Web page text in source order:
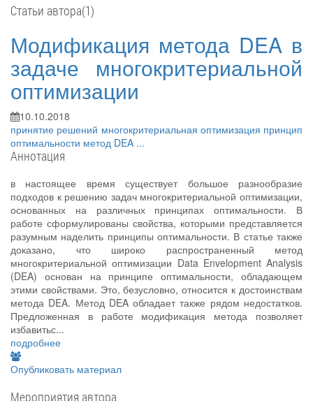
Статьи автора(1)
Модификация метода DEA в
задаче многокритериальной
оптимизации
10.10.2018
принятие решений многокритериальная оптимизация принцип
оптимальности метод DEA ...
Аннотация
в настоящее время существует большое разнообразие
подходов к решению задач многокритериальной оптимизации,
основанных на различных принципах оптимальности. В
работе сформулированы свойства, которыми представляется
разумным наделить принципы оптимальности. В статье также
доказано, что широко распространенный метод
многокритериальной оптимизации Data Envelopment Analysis
(DEA) основан на принципе оптимальности, обладающем
этими свойствами. Это, безусловно, относится к достоинствам
метода DEA. Метод DEA обладает также рядом недостатков.
Предложенная в работе модификация метода позволяет
избавитьс...
подробнее
Опубликовать материал
Мероприятия автора